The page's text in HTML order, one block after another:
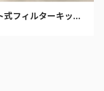
フィルターキッ...